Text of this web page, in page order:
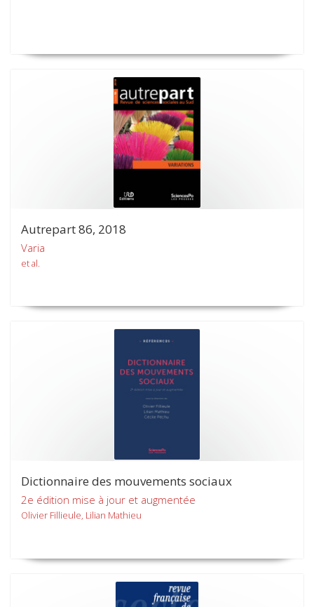
Autrepart 86, 2018
Varia
et al.
Dictionnaire des mouvements sociaux
2e édition mise à jour et augmentée
Olivier Fillieule, Lilian Mathieu